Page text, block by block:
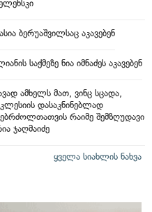
ბერუაშვილსაც აკავებენ
საქმეზე ნია იმნაძეს აკავებენ
ამხელს მათ, ვინც სცადა,
დასაკნინებლად
რაიმე შემზღუდავი
ჯაღმაიძე
ყველა სიახლის ნახვა